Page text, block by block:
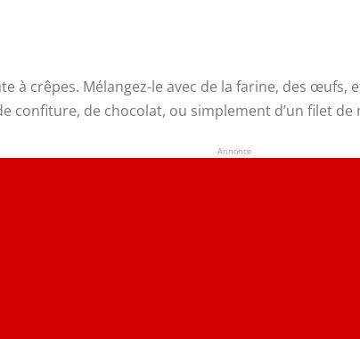
à crêpes. Mélangez-le avec de la farine, des
confiture, de chocolat, ou simplement d’un filet de
Annonce